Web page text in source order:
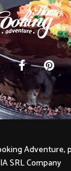
Adventure,
SRL Company